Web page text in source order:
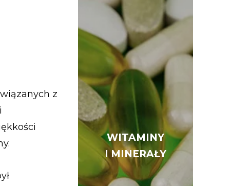
z
WITAMINY
I MINERAŁY
WITAMINY
I MINERAŁY